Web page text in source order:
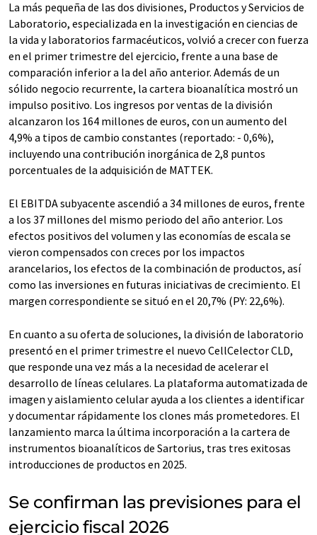
La más pequeña de las dos divisiones, Productos y Servicios de
Laboratorio, especializada en la investigación en ciencias de
la vida y laboratorios farmacéuticos, volvió a crecer con fuerza
en el primer trimestre del ejercicio, frente a una base de
comparación inferior a la del año anterior. Además de un
sólido negocio recurrente, la cartera bioanalítica mostró un
impulso positivo. Los ingresos por ventas de la división
alcanzaron los 164 millones de euros, con un aumento del
4,9% a tipos de cambio constantes (reportado: - 0,6%),
incluyendo una contribución inorgánica de 2,8 puntos
porcentuales de la adquisición de MATTEK.
El EBITDA subyacente ascendió a 34 millones de euros, frente
a los 37 millones del mismo periodo del año anterior. Los
efectos positivos del volumen y las economías de escala se
vieron compensados con creces por los impactos
arancelarios, los efectos de la combinación de productos, así
como las inversiones en futuras iniciativas de crecimiento. El
margen correspondiente se situó en el 20,7% (PY: 22,6%).
En cuanto a su oferta de soluciones, la división de laboratorio
presentó en el primer trimestre el nuevo CellCelector CLD,
que responde una vez más a la necesidad de acelerar el
desarrollo de líneas celulares. La plataforma automatizada de
imagen y aislamiento celular ayuda a los clientes a identificar
y documentar rápidamente los clones más prometedores. El
lanzamiento marca la última incorporación a la cartera de
instrumentos bioanalíticos de Sartorius, tras tres exitosas
introducciones de productos en 2025.
Se confirman las previsiones para el
ejercicio fiscal 2026